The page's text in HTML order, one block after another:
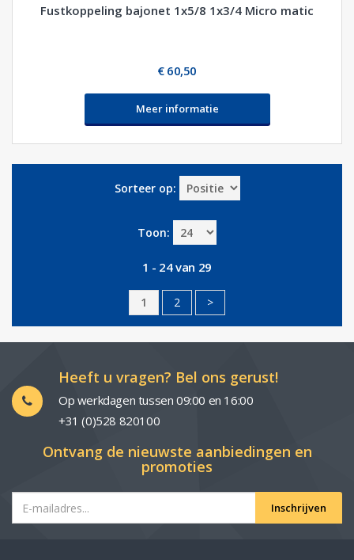
Fustkoppeling bajonet 1x5/8 1x3/4 Micro matic
€ 60,50
Meer informatie
Sorteer op:
Toon:
1 - 24 van 29
1 2 >
Heeft u vragen? Bel ons gerust!
Op werkdagen tussen 09:00 en 16:00
+31 (0)528 820100
Ontvang de nieuwste aanbiedingen en
promoties
Inschrijven